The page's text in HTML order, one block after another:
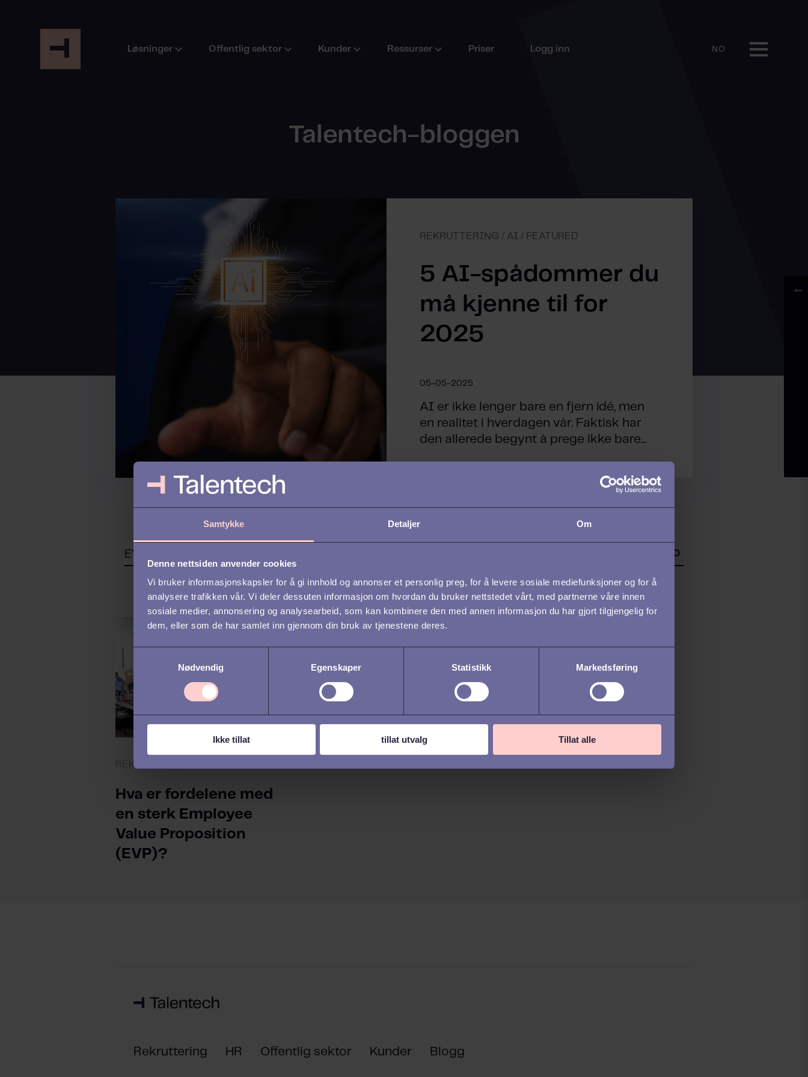
Samtykke Detaljer Om
Denne nettsiden anvender cookies
Vi bruker informasjonskapsler for å gi innhold og annonser et personlig preg, for å levere sosiale mediefunksjoner og for å
analysere trafikken vår. Vi deler dessuten informasjon om hvordan du bruker nettstedet vårt, med partnerne våre innen
sosiale medier, annonsering og analysearbeid, som kan kombinere den med annen informasjon du har gjort tilgjengelig for
dem, eller som de har samlet inn gjennom din bruk av tjenestene deres.
m
t
y
k
v
l
Nødvendig Egenskaper Statistikk Markedsføring
Ikke tillat tillat utvalg Tillat alle
Løsninger Offentlig sektor Kunder Ressurser Priser Logg inn NO
Talentech-bloggen
REKRUTTERING / AI / FEATURED
5 AI-spådommer du
må kjenne til for
2025
05-05-2025
AI er ikke lenger bare en fjern idé, men
en realitet i hverdagen vår. Faktisk har
den allerede begynt å prege ikke bare...
REKRUTTERING /
Hva er fordelene med
en sterk Employee
Value Proposition
(EVP)?
Rekruttering HR Offentlig sektor Kunder Blogg